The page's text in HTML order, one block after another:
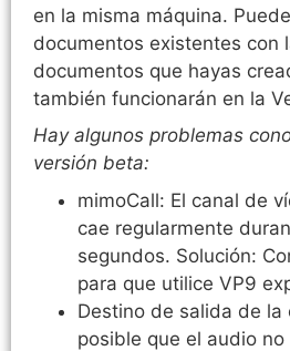
en la misma máquina.
documentos existentes con
documentos que hayas
también funcionarán en la
Hay algunos problemas
versión beta:
mimoCall: El canal de
cae regularmente
segundos. Solución:
para que utilice VP9
Destino de salida de la
posible que el audio no